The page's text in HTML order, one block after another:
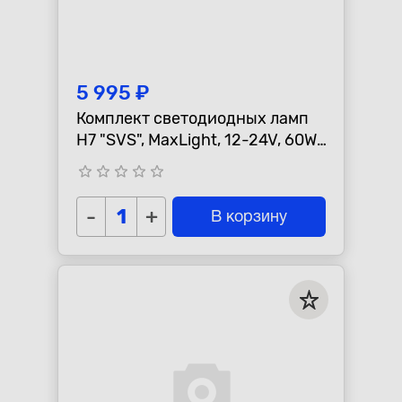
5 995 ₽
Комплект светодиодных ламп
H7 "SVS", MaxLight, 12-24V, 60W,
6000lm, 6000K, кулер
star_border star_border star_border star_border star_border
- + В корзину